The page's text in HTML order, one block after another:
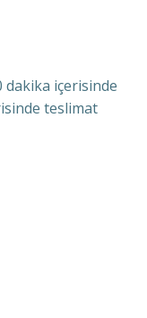
içerisinde
teslimat